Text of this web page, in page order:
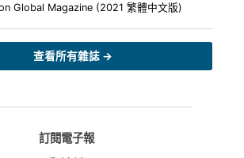
Global Magazine (2021 繁體中文版)
查看所有雜誌 →
訂閱電子報